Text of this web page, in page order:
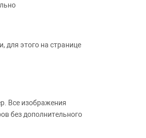
для этого на странице
Все изображения
без дополнительного